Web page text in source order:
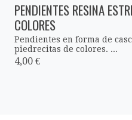
PENDIENTES RESINA
COLORES
Pendientes en forma de
piedrecitas de colores. ...
4,00 €